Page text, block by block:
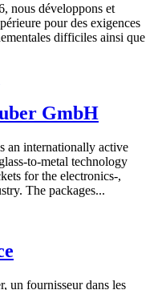
nous développons et
pour des exigences
difficiles ainsi que
GmbH
an internationally active
to-metal technology
for the electronics-,
The packages...
un fournisseur dans les